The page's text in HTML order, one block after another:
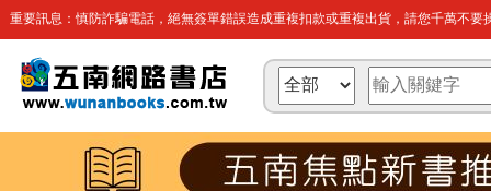
重要訊息：慎防詐騙電話，絕無簽單錯誤造成重複扣款或重複出貨，請您千萬不要